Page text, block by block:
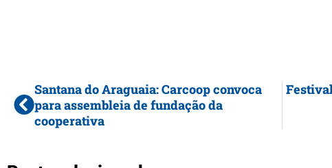
Santana do Araguaia: Carcoop convoca
para assembleia de fundação da
cooperativa